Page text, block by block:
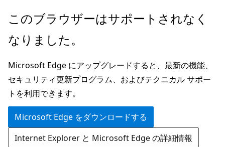
メ
ン
ン
テ
ン
ツ
に
ス
このブラウザーはサポートされなく
なりました。
Microsoft Edge にアップグレードすると、最新の機能、
セキュリティ更新プログラム、およびテクニカル サポー
トを利用できます。
Microsoft Edge をダウンロードする
Internet Explorer と Microsoft Edge の詳細情報